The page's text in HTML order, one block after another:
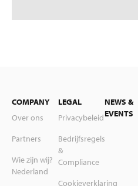
COMPANY
Over ons
Partners
Wie zijn wij?
Nederland
LEGAL
Privacybeleid
Bedrijfsregels
&
Compliance
Cookieverklaring
NEWS &
EVENTS
Deutsch
Svenska
Polski